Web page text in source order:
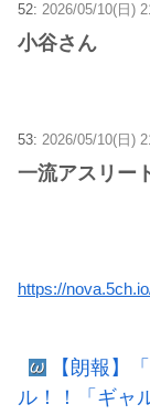
52: 2026/05/10(日)
小谷さん
53: 2026/05/10(日)
一流アスリー
https://
【朗報】
ル！！「ギャ